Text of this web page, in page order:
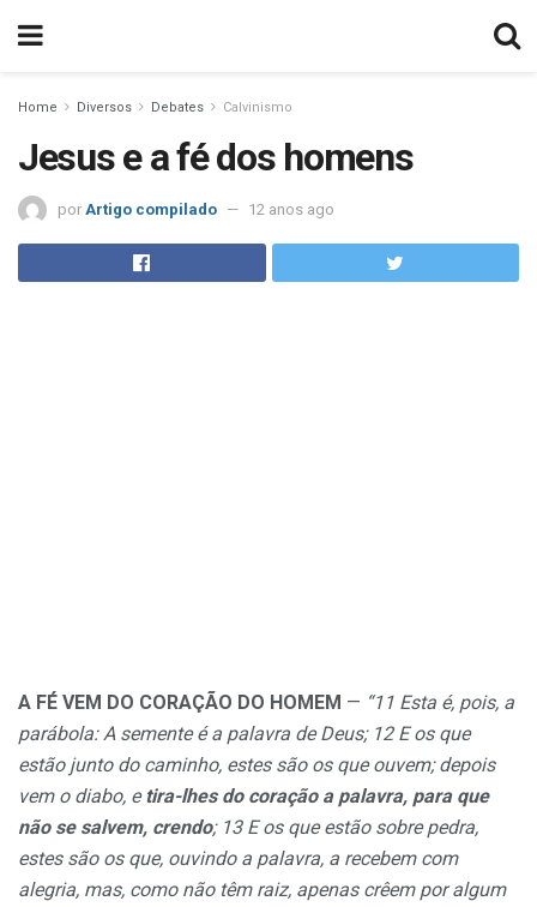
Home Diversos Debates Calvinismo
Jesus e a fé dos homens
por Artigo compilado 12 anos ago
A FÉ VEM DO CORAÇÃO DO HOMEM — “11 Esta é, pois, a
parábola: A semente é a palavra de Deus; 12 E os que
estão junto do caminho, estes são os que ouvem; depois
vem o diabo, etira-lhes do coração a palavra, para que
não se salvem, crendo; 13 E os que estão sobre pedra,
estes são os que, ouvindo a palavra, a recebem com
alegria, mas, como não têm raiz, apenas crêem por algum